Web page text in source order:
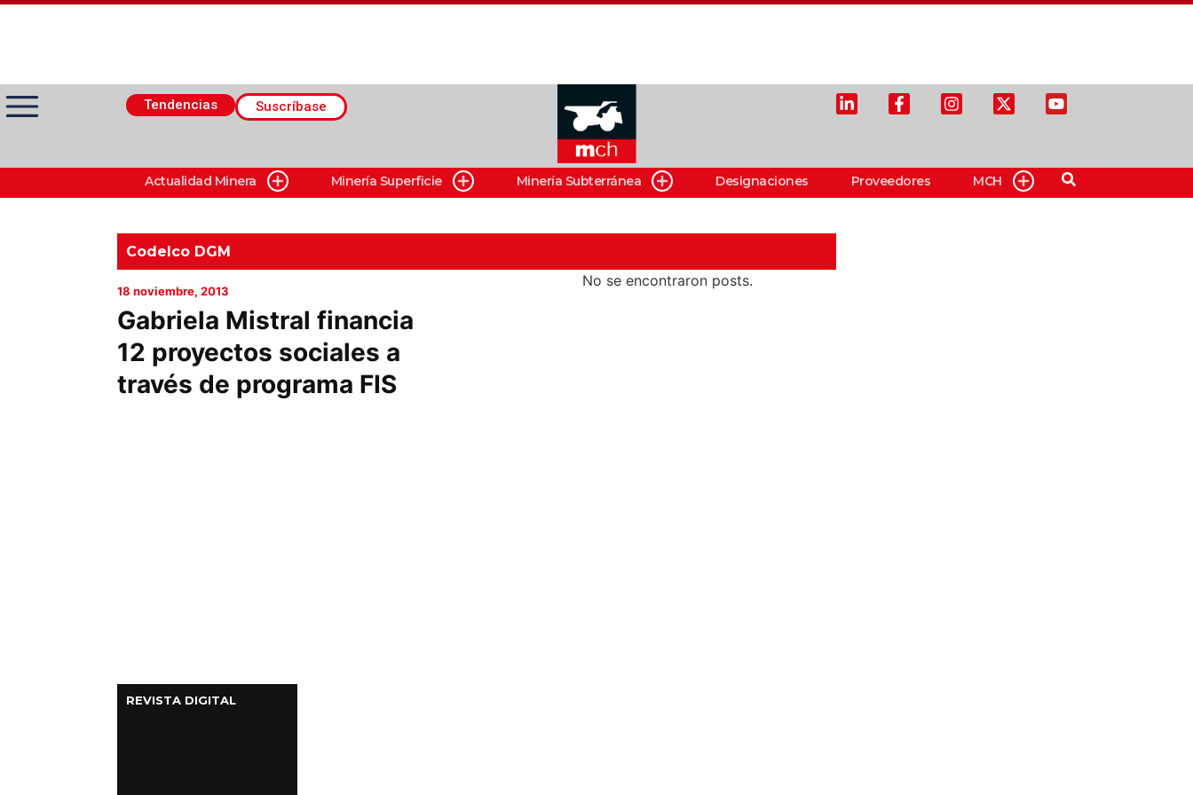
Tendencias Suscríbase
Actualidad Minera
Minería Superficie
Minerí­a Subterránea
Actualidad Minera Minería Superficie Minería Subterránea Designaciones Proveedores MCH
Codelco DGM
18 noviembre, 2013
Gabriela Mistral financia
12 proyectos sociales a
través de programa FIS
No se encontraron posts.
REVISTA DIGITAL